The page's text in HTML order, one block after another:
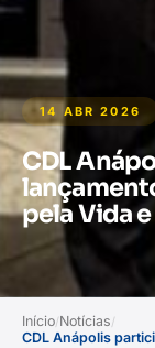
14 ABR 2026
CDL
pela Vida
Início/Notícias/
CDL Anápolis